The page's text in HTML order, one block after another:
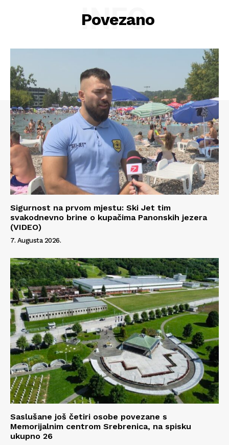
Povezano
INFO
Sigurnost na prvom mjestu: Ski Jet tim
svakodnevno brine o kupačima Panonskih jezera
(VIDEO)
7. Augusta 2026.
Saslušane još četiri osobe povezane s
Memorijalnim centrom Srebrenica, na spisku
ukupno 26